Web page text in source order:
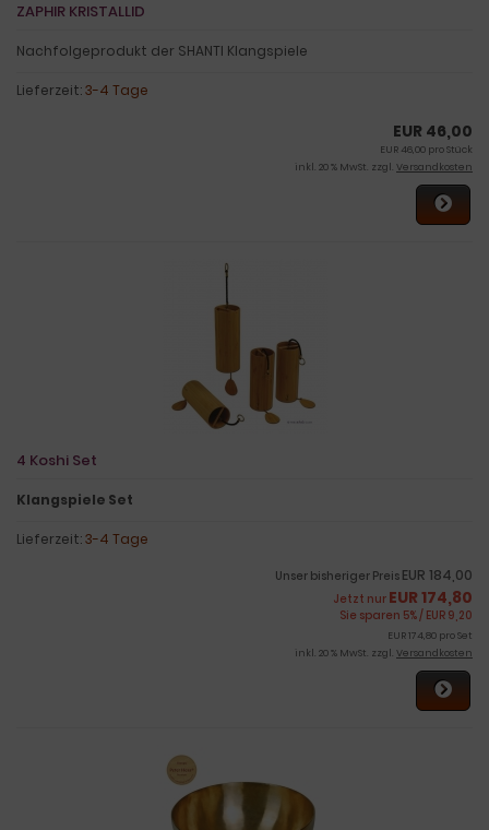
ZAPHIR KRISTALLID
Nachfolgeprodukt der SHANTI Klangspiele
Lieferzeit:3-4 Tage
EUR 46,00
EUR 46,00 pro Stück
inkl. 20 % MwSt. zzgl. Versandkosten
4 Koshi Set
Klangspiele Set
Lieferzeit:3-4 Tage
Unser bisheriger Preis EUR 184,00
Jetzt nur EUR 174,80
Sie sparen 5% / EUR 9,20
EUR 174,80 pro Set
inkl. 20 % MwSt. zzgl. Versandkosten